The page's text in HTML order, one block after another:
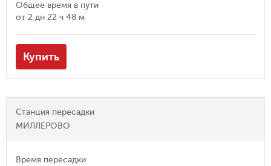
Общее время в пути
от 2 дн 22 ч 48 м
Купить
Станция пересадки
МИЛЛЕРОВО
Время пересадки